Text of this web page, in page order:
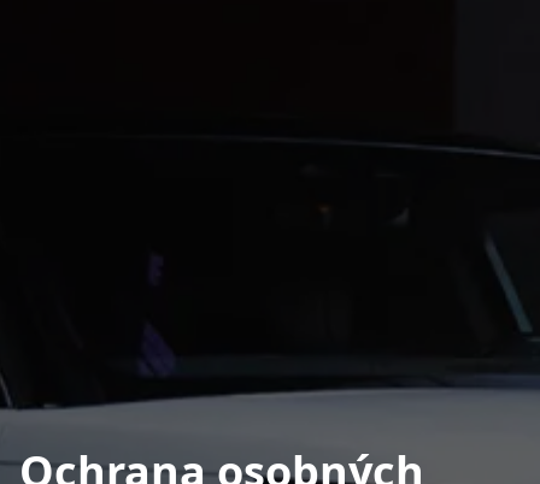
Ochrana osobných